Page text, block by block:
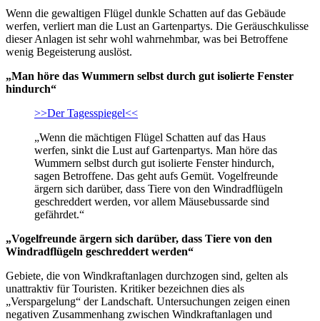
Wenn die gewaltigen Flügel dunkle Schatten auf das Gebäude
werfen, verliert man die Lust an Gartenpartys. Die Geräuschkulisse
dieser Anlagen ist sehr wohl wahrnehmbar, was bei Betroffene
wenig Begeisterung auslöst.
„Man höre das Wummern selbst durch gut isolierte Fenster
hindurch“
>>Der Tagesspiegel<<
„Wenn die mächtigen Flügel Schatten auf das Haus
werfen, sinkt die Lust auf Gartenpartys. Man höre das
Wummern selbst durch gut isolierte Fenster hindurch,
sagen Betroffene. Das geht aufs Gemüt. Vogelfreunde
ärgern sich darüber, dass Tiere von den Windradflügeln
geschreddert werden, vor allem Mäusebussarde sind
gefährdet.“
„Vogelfreunde ärgern sich darüber, dass Tiere von den
Windradflügeln geschreddert werden“
Gebiete, die von Windkraftanlagen durchzogen sind, gelten als
unattraktiv für Touristen. Kritiker bezeichnen dies als
„Verspargelung“ der Landschaft. Untersuchungen zeigen einen
negativen Zusammenhang zwischen Windkraftanlagen und